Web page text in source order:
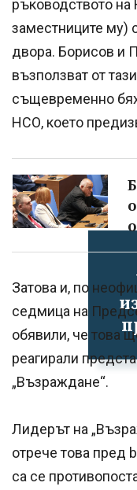
ръководството
заместниците му)
двора. Борисов и
възползват от
същевременно
НСО, което
Затова и, по
седмица на
обявили, че това
реагирали
„Възраждане“.
Лидерът на
отрече това пред
са се